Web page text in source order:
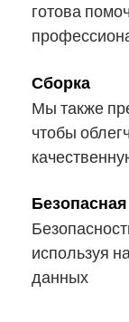
готова
Сборка
Мы также
чтобы
используя
данных